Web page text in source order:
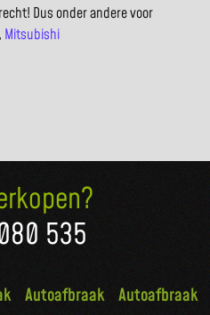
Dus onder andere voor
, Mitsubishi
535
Autoafbraak Autoafbraak